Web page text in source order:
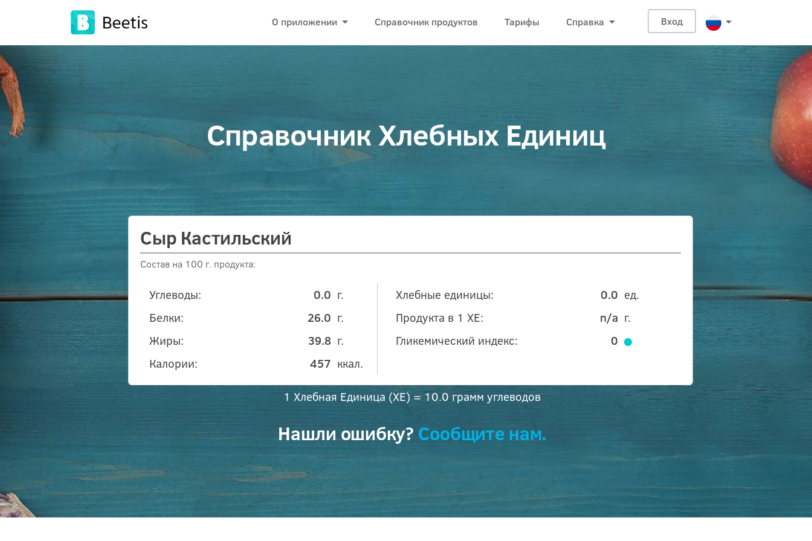
О приложении Справочник продуктов Тарифы Справка Вход
Справочник Хлебных Единиц
Сыр Кастильский
Состав на 100 г. продукта:
Хлебные единицы: ед.
0.0
Продукта в 1 ХЕ:
г.
n/a
Углеводы: г.
0.0
Белки:
г.
26.0
Жиры:
г.
39.8
Калории:
ккал.
457
Гликемический индекс: 0
1 Хлебная Единица (ХЕ) = 10.0 грамм углеводов
Нашли ошибку?Сообщите нам.